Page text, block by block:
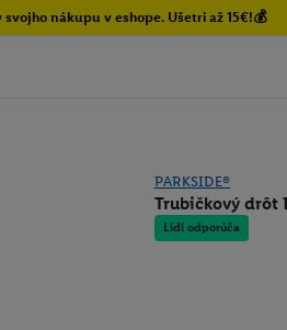
nákupu v eshope. Ušetri až 15€!💰
PARKSIDE®
Trubičkový drôt
Lidl odporúča